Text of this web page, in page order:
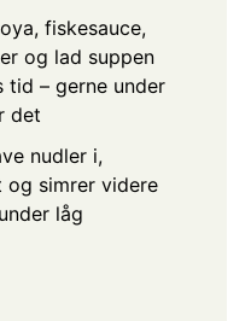
fiskesauce,
og lad suppen
tid – gerne under
det
nudler i,
simrer videre
låg